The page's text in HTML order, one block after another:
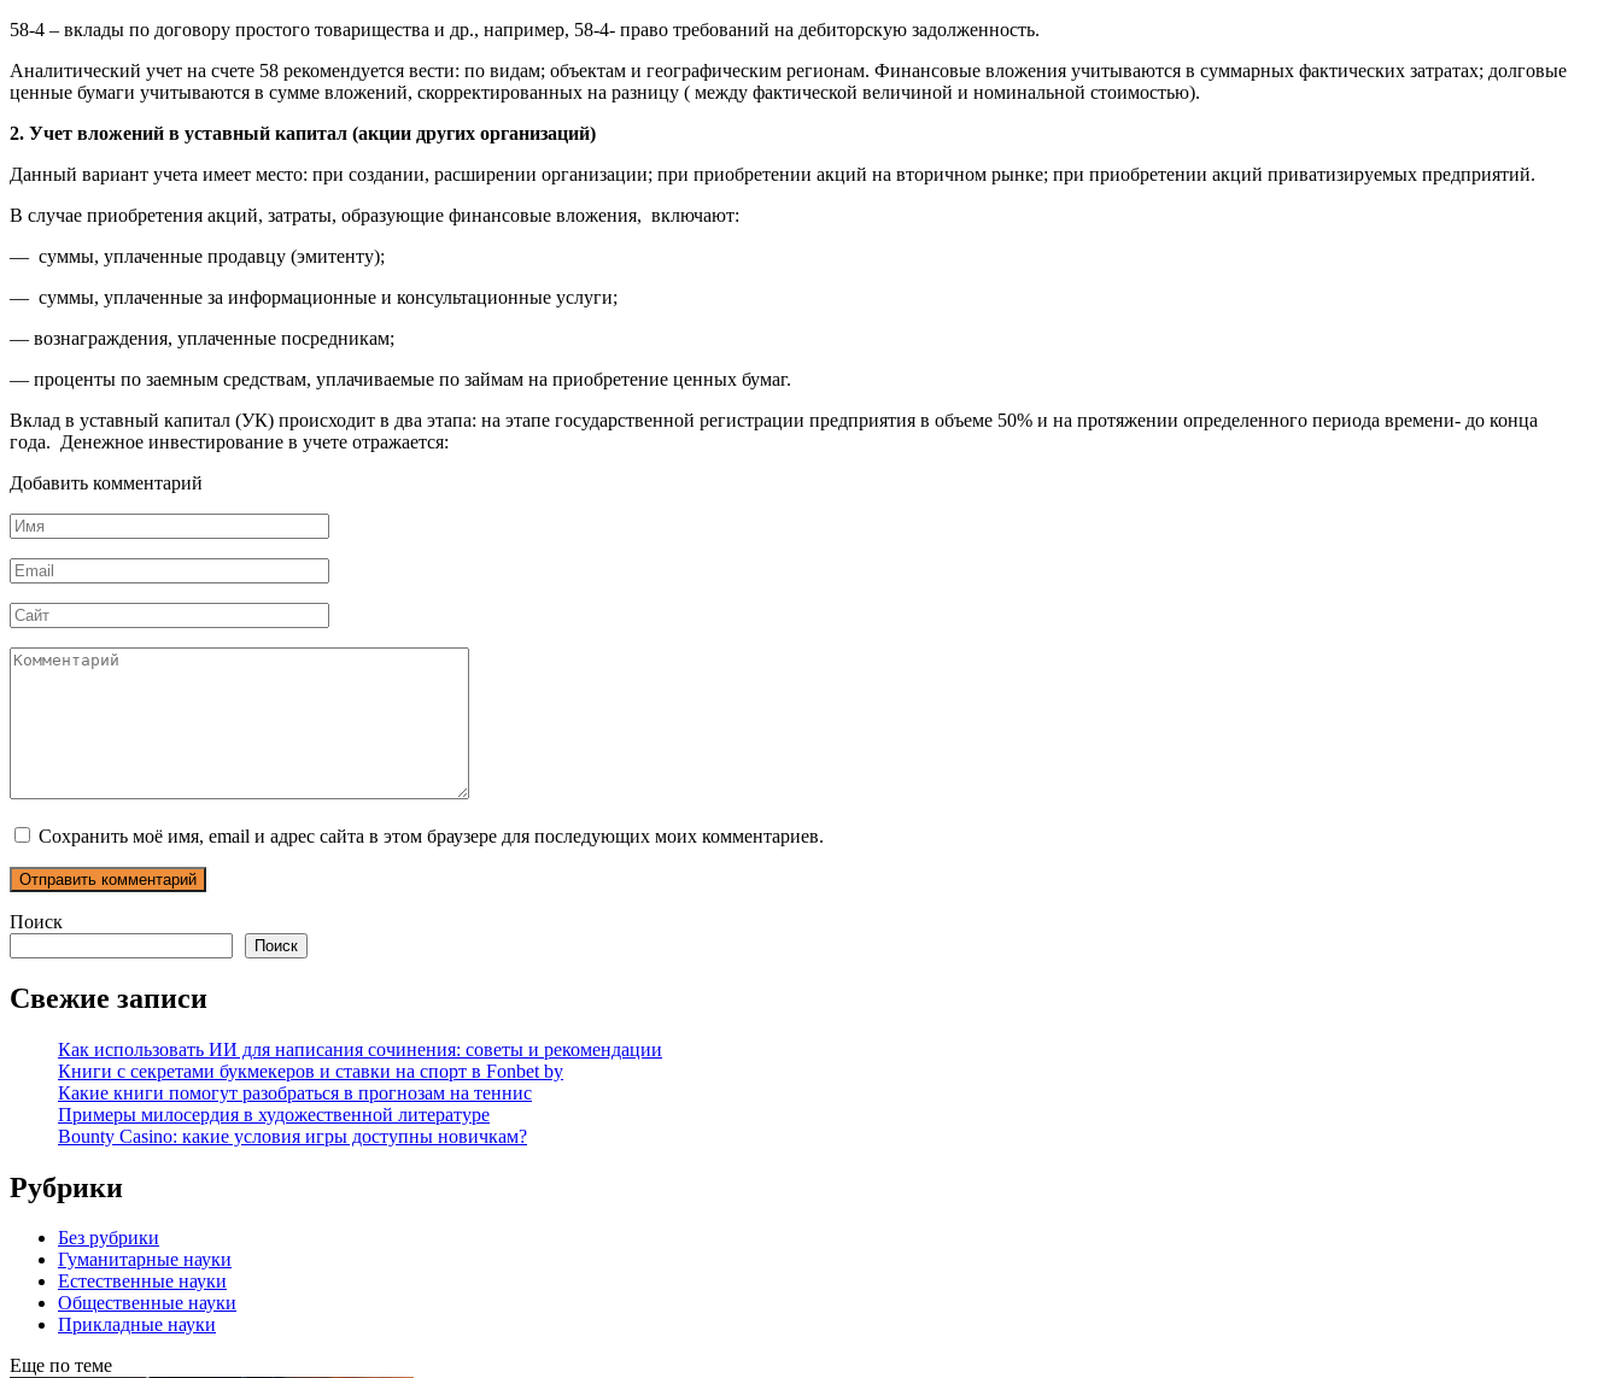
58-4 – вклады по договору простого товарищества и др., например, 58-4- право требований на дебиторскую задолженность.
Аналитический учет на счете 58 рекомендуется вести: по видам; объектам и географическим регионам. Финансовые вложения учитываются в суммарных фактических затратах; долговые
ценные бумаги учитываются в сумме вложений, скорректированных на разницу ( между фактической величиной и номинальной стоимостью).
2. Учет вложений в уставный капитал (акции других организаций)
Данный вариант учета имеет место: при создании, расширении организации; при приобретении акций на вторичном рынке; при приобретении акций приватизируемых предприятий.
В случае приобретения акций, затраты, образующие финансовые вложения, включают:
— суммы, уплаченные продавцу (эмитенту);
— суммы, уплаченные за информационные и консультационные услуги;
— вознаграждения, уплаченные посредникам;
— проценты по заемным средствам, уплачиваемые по займам на приобретение ценных бумаг.
Вклад в уставный капитал (УК) происходит в два этапа: на этапе государственной регистрации предприятия в объеме 50% и на протяжении определенного периода времени- до конца
года. Денежное инвестирование в учете отражается:
Добавить комментарий
Имя
*
Email
*
Сайт
Комментарий
Сохранить моё имя, email и адрес сайта в этом браузере для последующих моих комментариев.
Поиск
Поиск
Свежие записи
Как использовать ИИ для написания сочинения: советы и рекомендации
Книги с секретами букмекеров и ставки на спорт в Fonbet by
Какие книги помогут разобраться в прогнозам на теннис
Примеры милосердия в художественной литературе
Bounty Casino: какие условия игры доступны новичкам?
Рубрики
Без рубрики
Гуманитарные науки
Естественные науки
Общественные науки
Прикладные науки
Еще по теме